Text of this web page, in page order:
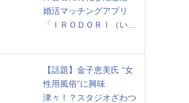
婚活マッチングアプリ
「ＩＲＯＤＯＲＩ（い…
【話題】金子恵美氏 “女
性用風俗”に興味
津々！？スタジオざわつ